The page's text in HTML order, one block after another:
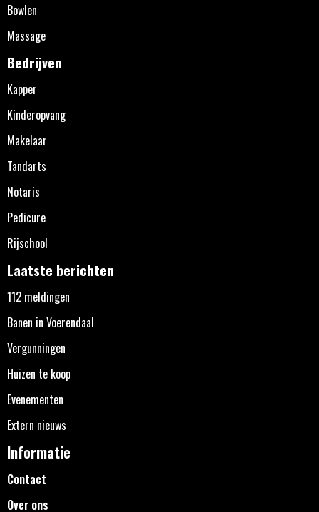
Bowlen
Massage
Bedrijven
Kapper
Kinderopvang
Makelaar
Tandarts
Notaris
Pedicure
Rijschool
Laatste berichten
112 meldingen
Banen in Voerendaal
Vergunningen
Huizen te koop
Evenementen
Extern nieuws
Informatie
Contact
Over ons